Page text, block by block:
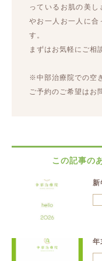
っているお肌の美
やお一人お一人に合
す。
まずはお気軽にご
※中部治療院での空
ご予約のご希望はお
この記事の
新
年